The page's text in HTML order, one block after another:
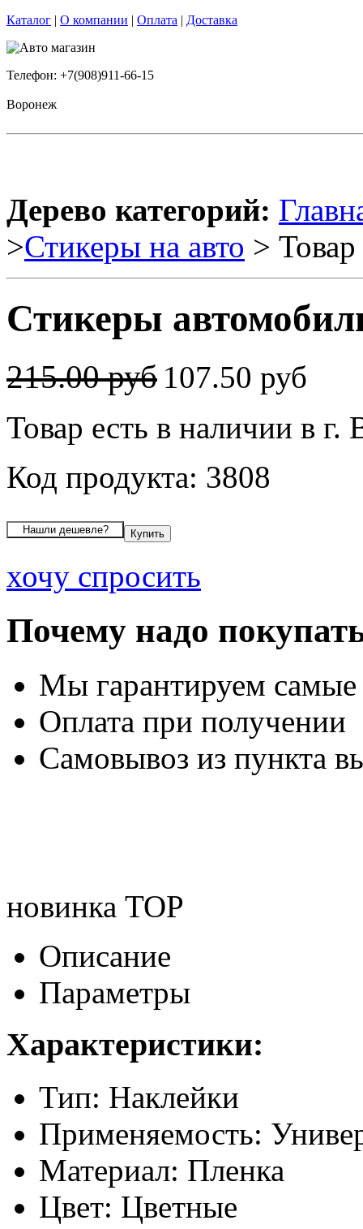
Каталог | О компании | Оплата | Доставка
Телефон: +7(908)911-66-15
Воронеж
Дерево категорий:
>Стикеры на авто > Товар
Стикеры
215.00 руб 107.50 руб
Товар есть в наличии в г.
Код продукта: 3808
хочу спросить
Почему надо
Мы гарантируем
Оплата при получении
Самовывоз из пункта
новинка TOP
Описание
Параметры
Характеристики:
Тип: Наклейки
Применяемость:
Материал: Пленка
Цвет: Цветные